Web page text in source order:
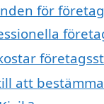
för
att